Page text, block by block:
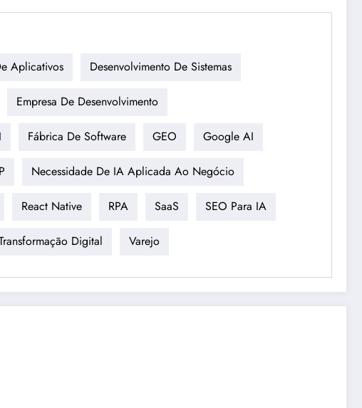
Aplicativos Desenvolvimento De Sistemas
Empresa De Desenvolvimento
Fábrica De Software GEO Google AI
Necessidade De IA Aplicada Ao Negócio
React Native RPA SaaS SEO Para IA
Digital Varejo